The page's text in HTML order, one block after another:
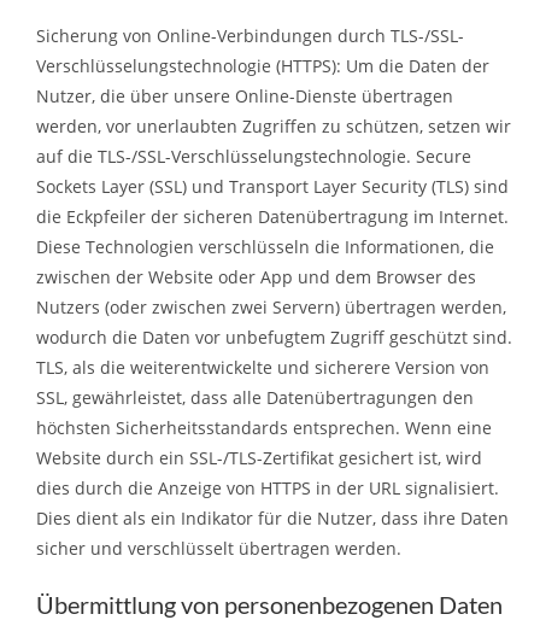
Sicherung von Online-Verbindungen durch TLS-/SSL-
Verschlüsselungstechnologie (HTTPS): Um die Daten der
Nutzer, die über unsere Online-Dienste übertragen
werden, vor unerlaubten Zugriffen zu schützen, setzen wir
auf die TLS-/SSL-Verschlüsselungstechnologie. Secure
Sockets Layer (SSL) und Transport Layer Security (TLS) sind
die Eckpfeiler der sicheren Datenübertragung im Internet.
Diese Technologien verschlüsseln die Informationen, die
zwischen der Website oder App und dem Browser des
Nutzers (oder zwischen zwei Servern) übertragen werden,
wodurch die Daten vor unbefugtem Zugriff geschützt sind.
TLS, als die weiterentwickelte und sicherere Version von
SSL, gewährleistet, dass alle Datenübertragungen den
höchsten Sicherheitsstandards entsprechen. Wenn eine
Website durch ein SSL-/TLS-Zertifikat gesichert ist, wird
dies durch die Anzeige von HTTPS in der URL signalisiert.
Dies dient als ein Indikator für die Nutzer, dass ihre Daten
sicher und verschlüsselt übertragen werden.
Übermittlung von personenbezogenen Daten